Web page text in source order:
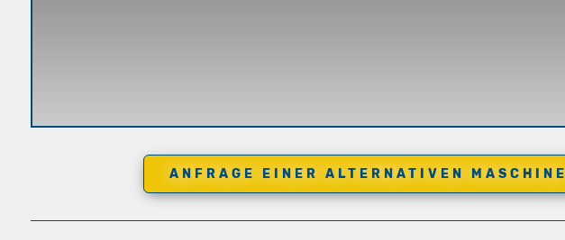
ANFRAGE EINER ALTERNATIVEN MASCHINE